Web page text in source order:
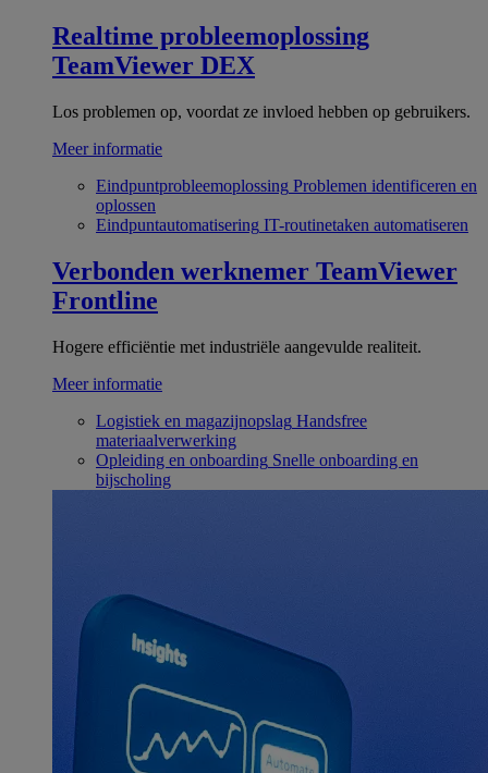
Realtime probleemoplossing
TeamViewer DEX
Los problemen op, voordat ze invloed hebben op gebruikers.
Meer informatie
Eindpuntprobleemoplossing Problemen identificeren en
oplossen
Eindpuntautomatisering IT-routinetaken automatiseren
Verbonden werknemer TeamViewer
Frontline
Hogere efficiëntie met industriële aangevulde realiteit.
Meer informatie
Logistiek en magazijnopslag Handsfree
materiaalverwerking
Opleiding en onboarding Snelle onboarding en
bijscholing